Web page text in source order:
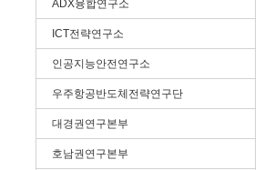
ADX융합연구소
ICT전략연구소
인공지능안전연구소
우주항공반도체전략연구단
대경권연구본부
호남권연구본부